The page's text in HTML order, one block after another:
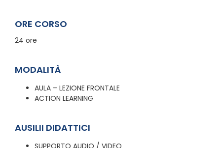
ORE CORSO
24 ore
MODALITÀ
AULA – LEZIONE FRONTALE
ACTION LEARNING
AUSILII DIDATTICI
SUPPORTO AUDIO / VIDEO